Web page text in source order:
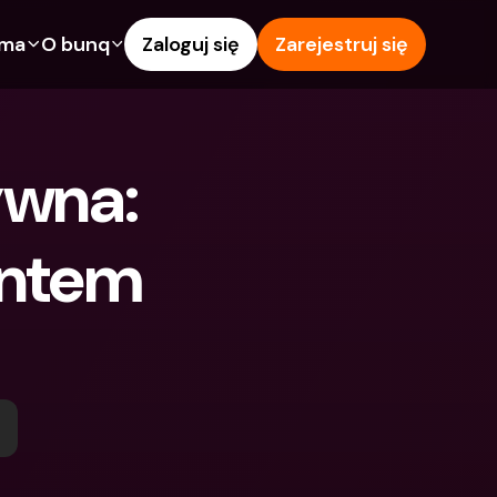
Karty kredytowe
Waluty obce i zagraniczne
Wypłaty i wpłaty z
bankomatów
O bunq
Blog
Zgłoś problem
Zaloguj się Zarejestruj się